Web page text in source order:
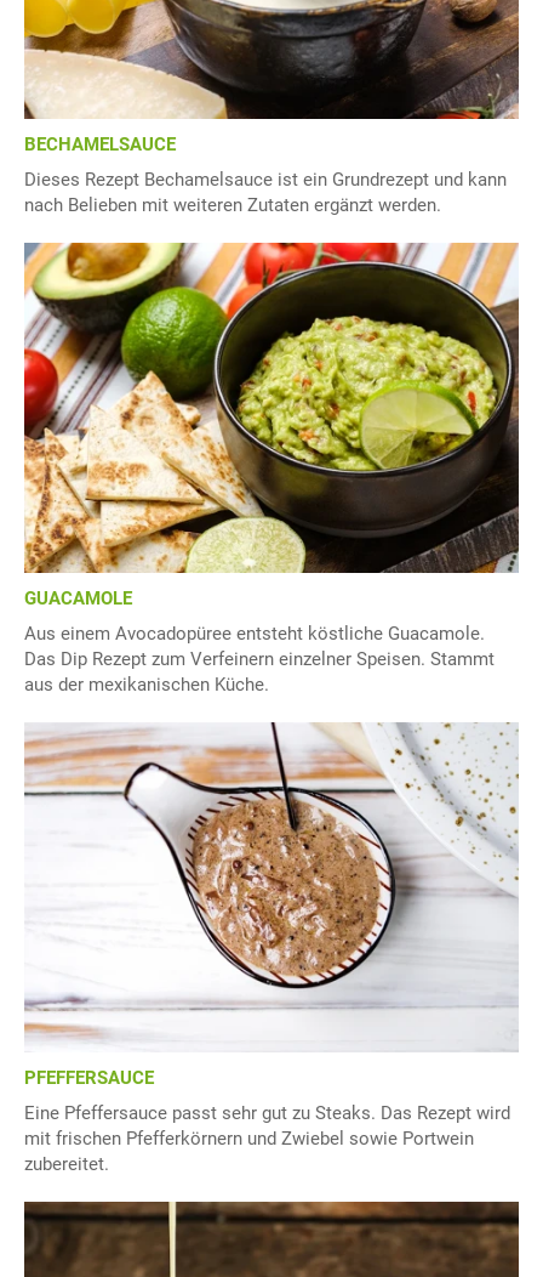
BECHAMELSAUCE
Dieses Rezept Bechamelsauce ist ein Grundrezept und kann
nach Belieben mit weiteren Zutaten ergänzt werden.
GUACAMOLE
Aus einem Avocadopüree entsteht köstliche Guacamole.
Das Dip Rezept zum Verfeinern einzelner Speisen. Stammt
aus der mexikanischen Küche.
PFEFFERSAUCE
Eine Pfeffersauce passt sehr gut zu Steaks. Das Rezept wird
mit frischen Pfefferkörnern und Zwiebel sowie Portwein
zubereitet.